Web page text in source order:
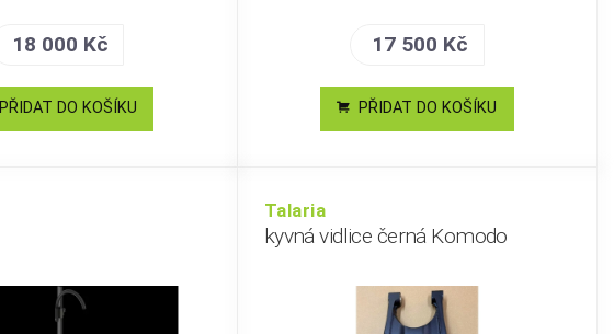
18 000 Kč
PŘIDAT DO KOŠÍKU
17 500 Kč
PŘIDAT DO KOŠÍKU
Talaria
kyvná vidlice černá Komodo